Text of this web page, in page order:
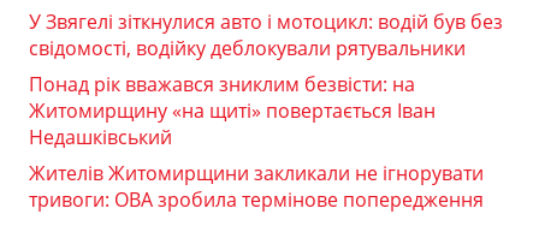
У Звягелі зіткнулися авто і мотоцикл: водій був без
свідомості, водійку деблокували рятувальники
Понад рік вважався зниклим безвісти: на
Житомирщину «на щиті» повертається Іван
Недашківський
Жителів Житомирщини закликали не ігнорувати
тривоги: ОВА зробила термінове попередження